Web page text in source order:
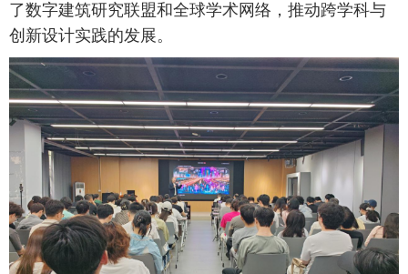
了数字建筑研究联盟和全球学术网络，推动跨学科与
创新设计实践的发展。